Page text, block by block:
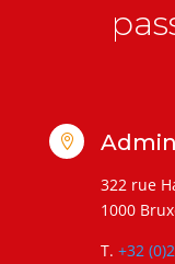

322 rue
1000
T. +32